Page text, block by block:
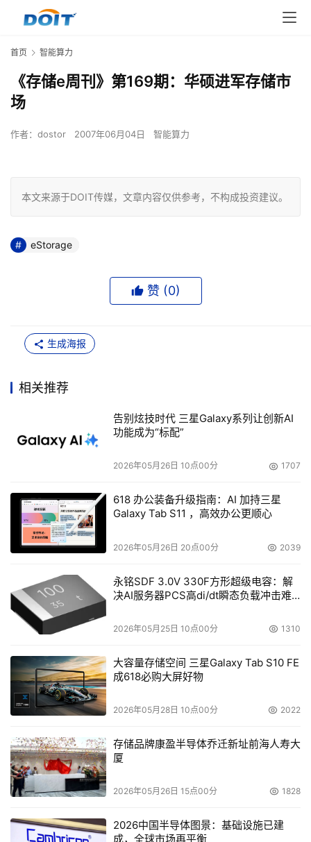
首页 智能算力
《存储e周刊》第169期：华硕进军存储市
场
作者： dostor 2007年06月04日 智能算力
本文来源于DOIT传媒，文章内容仅供参考，不构成投资建议。
eStorage
赞 (0)
生成海报
相关推荐
告别炫技时代 三星Galaxy系列让创新AI
功能成为“标配”
2026年05月26日 10点00分 1707
618 办公装备升级指南：AI 加持三星
Galaxy Tab S11 ，高效办公更顺心
2026年05月26日 20点00分 2039
永铭SDF 3.0V 330F方形超级电容：解
决AI服务器PCS高di/dt瞬态负载冲击难
2026年05月25日 10点00分 1310
大容量存储空间 三星Galaxy Tab S10 FE
成618必购大屏好物
2026年05月28日 10点00分 2022
存储品牌康盈半导体乔迁新址前海人寿大
厦
2026年05月26日 15点00分 1828
2026中国半导体图景：基础设施已建
成，全球市场再平衡